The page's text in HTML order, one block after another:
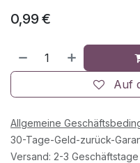
0,99€
Auf
Allgemeine
30-Tage-Geld-zurück-
Versand: 2-3 Geschäftstage